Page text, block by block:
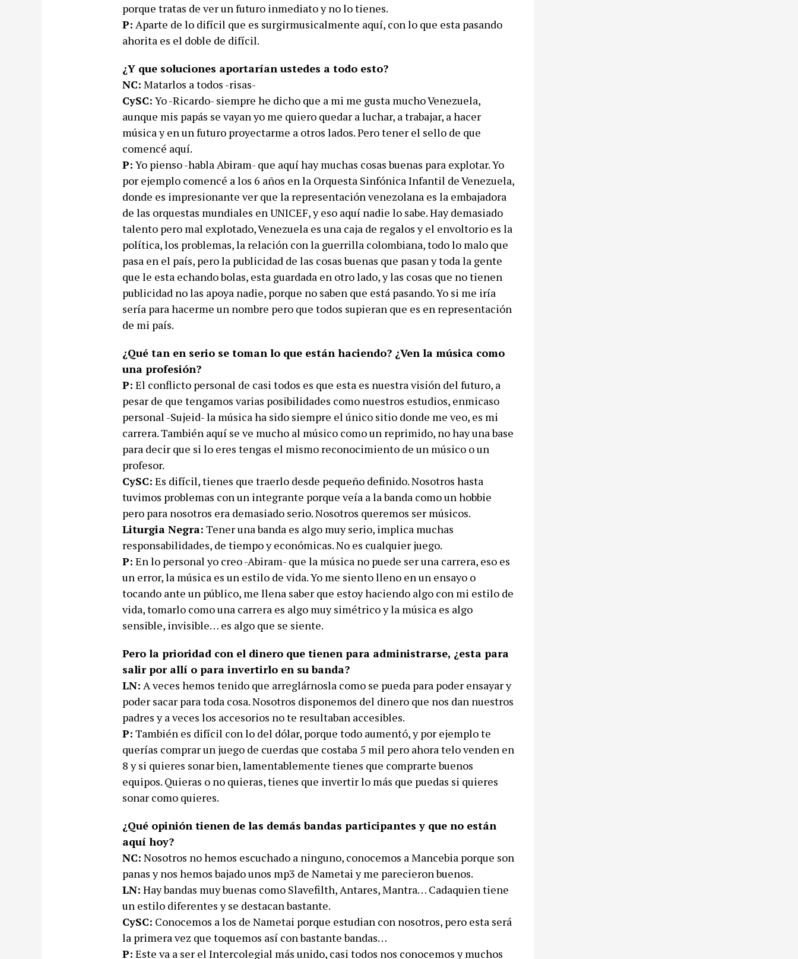
porque tratas de ver un futuro inmediato y no lo tienes.
P: Aparte de lo difícil que es surgirmusicalmente aquí, con lo que esta pasando
ahorita es el doble de difícil.
¿Y que soluciones aportarían ustedes a todo esto?
NC: Matarlos a todos -risas-
CySC: Yo -Ricardo- siempre he dicho que a mi me gusta mucho Venezuela,
aunque mis papás se vayan yo me quiero quedar a luchar, a trabajar, a hacer
música y en un futuro proyectarme a otros lados. Pero tener el sello de que
comencé aquí.
P: Yo pienso -habla Abiram- que aquí hay muchas cosas buenas para explotar. Yo
por ejemplo comencé a los 6 años en la Orquesta Sinfónica Infantil de Venezuela,
donde es impresionante ver que la representación venezolana es la embajadora
de las orquestas mundiales en UNICEF, y eso aquí nadie lo sabe. Hay demasiado
talento pero mal explotado, Venezuela es una caja de regalos y el envoltorio es la
política, los problemas, la relación con la guerrilla colombiana, todo lo malo que
pasa en el país, pero la publicidad de las cosas buenas que pasan y toda la gente
que le esta echando bolas, esta guardada en otro lado, y las cosas que no tienen
publicidad no las apoya nadie, porque no saben que está pasando. Yo si me iría
sería para hacerme un nombre pero que todos supieran que es en representación
de mi país.
¿Qué tan en serio se toman lo que están haciendo? ¿Ven la música como
una profesión?
P: El conflicto personal de casi todos es que esta es nuestra visión del futuro, a
pesar de que tengamos varias posibilidades como nuestros estudios, enmicaso
personal -Sujeid- la música ha sido siempre el único sitio donde me veo, es mi
carrera. También aquí se ve mucho al músico como un reprimido, no hay una base
para decir que si lo eres tengas el mismo reconocimiento de un músico o un
profesor.
CySC: Es difícil, tienes que traerlo desde pequeño definido. Nosotros hasta
tuvimos problemas con un integrante porque veía a la banda como un hobbie
pero para nosotros era demasiado serio. Nosotros queremos ser músicos.
Liturgia Negra: Tener una banda es algo muy serio, implica muchas
responsabilidades, de tiempo y económicas. No es cualquier juego.
P: En lo personal yo creo -Abiram- que la música no puede ser una carrera, eso es
un error, la música es un estilo de vida. Yo me siento lleno en un ensayo o
tocando ante un público, me llena saber que estoy haciendo algo con mi estilo de
vida, tomarlo como una carrera es algo muy simétrico y la música es algo
sensible, invisible… es algo que se siente.
Pero la prioridad con el dinero que tienen para administrarse, ¿esta para
salir por allí o para invertirlo en su banda?
LN: A veces hemos tenido que arreglárnosla como se pueda para poder ensayar y
poder sacar para toda cosa. Nosotros disponemos del dinero que nos dan nuestros
padres y a veces los accesorios no te resultaban accesibles.
P: También es difícil con lo del dólar, porque todo aumentó, y por ejemplo te
querías comprar un juego de cuerdas que costaba 5 mil pero ahora telo venden en
8 y si quieres sonar bien, lamentablemente tienes que comprarte buenos
equipos. Quieras o no quieras, tienes que invertir lo más que puedas si quieres
sonar como quieres.
¿Qué opinión tienen de las demás bandas participantes y que no están
aquí hoy?
NC: Nosotros no hemos escuchado a ninguno, conocemos a Mancebia porque son
panas y nos hemos bajado unos mp3 de Nametai y me parecieron buenos.
LN: Hay bandas muy buenas como Slavefilth, Antares, Mantra… Cadaquien tiene
un estilo diferentes y se destacan bastante.
CySC: Conocemos a los de Nametai porque estudian con nosotros, pero esta será
la primera vez que toquemos así con bastante bandas…
P: Este va a ser el Intercolegial más unido, casi todos nos conocemos y muchos